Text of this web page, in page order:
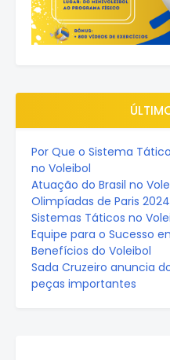
Por Que o Sistema
no Voleibol
Atuação do Brasil no
Olimpíadas de Paris 2024
Sistemas Táticos no
Equipe para o Sucesso
Benefícios do Voleibol
Sada Cruzeiro anuncia
peças importantes